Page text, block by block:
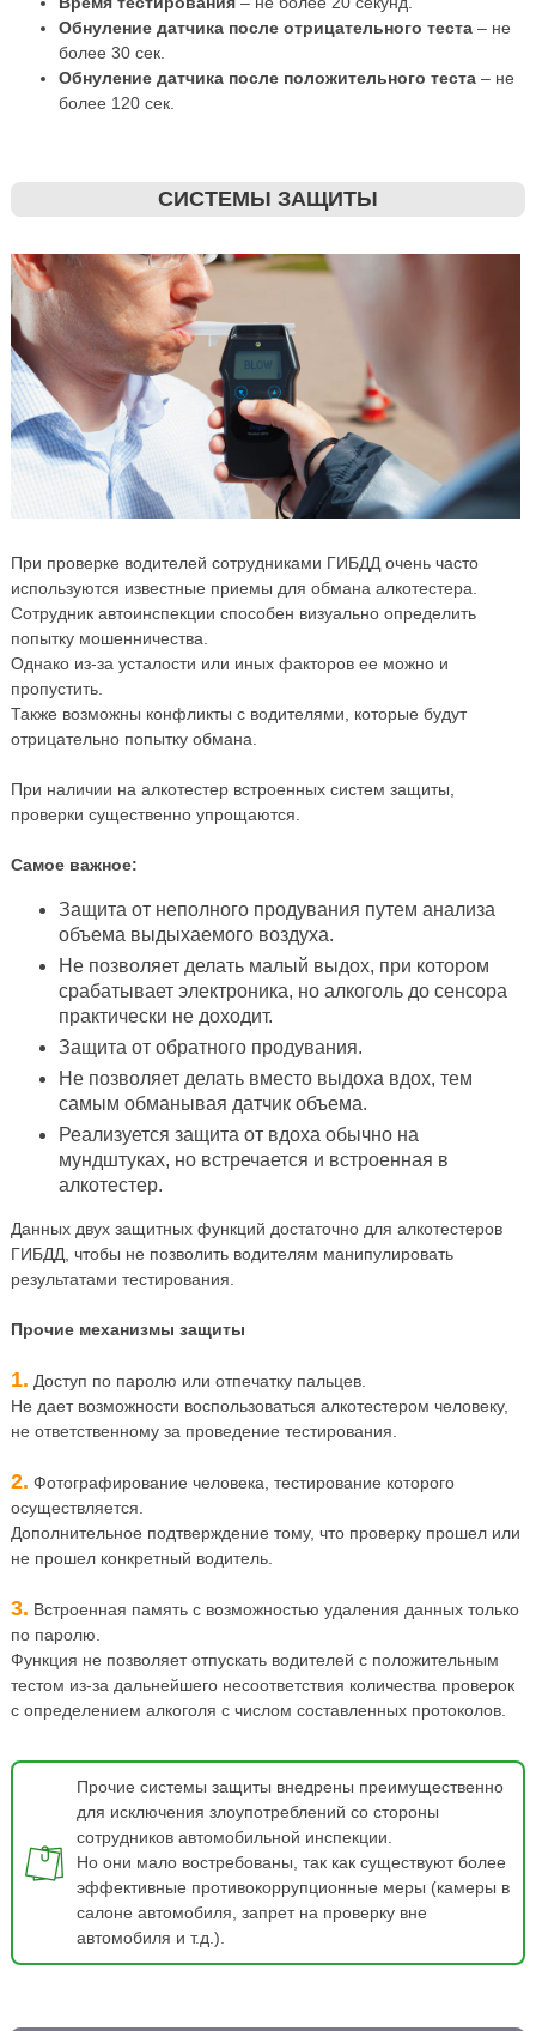
Обнуление датчика после отрицательного теста – не
более 30 сек.
Обнуление датчика после положительного теста – не
более 120 сек.
СИСТЕМЫ ЗАЩИТЫ
При проверке водителей сотрудниками ГИБДД очень часто
используются известные приемы для обмана алкотестера.
Сотрудник автоинспекции способен визуально определить
попытку мошенничества.
Однако из-за усталости или иных факторов ее можно и
пропустить.
Также возможны конфликты с водителями, которые будут
отрицательно попытку обмана.
При наличии на алкотестер встроенных систем защиты,
проверки существенно упрощаются.
Самое важное:
Защита от неполного продувания путем анализа
объема выдыхаемого воздуха.
Не позволяет делать малый выдох, при котором
срабатывает электроника, но алкоголь до сенсора
практически не доходит.
Защита от обратного продувания.
Не позволяет делать вместо выдоха вдох, тем
самым обманывая датчик объема.
Реализуется защита от вдоха обычно на
мундштуках, но встречается и встроенная в
алкотестер.
Данных двух защитных функций достаточно для алкотестеров
ГИБДД, чтобы не позволить водителям манипулировать
результатами тестирования.
Прочие механизмы защиты
1. Доступ по паролю или отпечатку пальцев.
Не дает возможности воспользоваться алкотестером человеку,
не ответственному за проведение тестирования.
2. Фотографирование человека, тестирование которого
осуществляется.
Дополнительное подтверждение тому, что проверку прошел или
не прошел конкретный водитель.
3. Встроенная память с возможностью удаления данных только
по паролю.
Функция не позволяет отпускать водителей с положительным
тестом из-за дальнейшего несоответствия количества проверок
с определением алкоголя с числом составленных протоколов.
Прочие системы защиты внедрены преимущественно
для исключения злоупотреблений со стороны
сотрудников автомобильной инспекции.
Но они мало востребованы, так как существуют более
эффективные противокоррупционные меры (камеры в
салоне автомобиля, запрет на проверку вне
автомобиля и т.д.).